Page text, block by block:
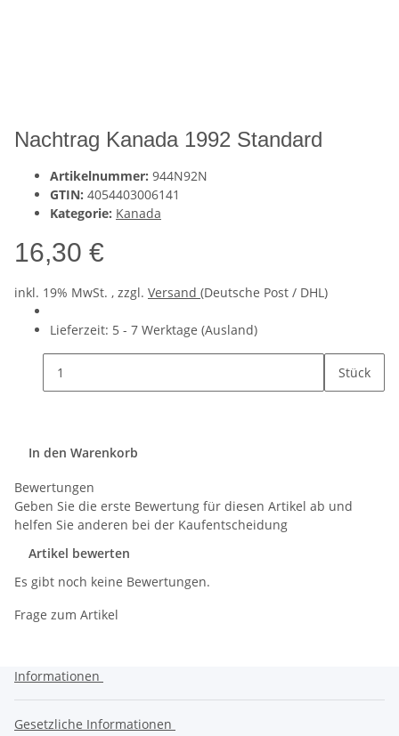
Nachtrag Kanada 1992 Standard
Artikelnummer: 944N92N
GTIN: 4054403006141
Kategorie: Kanada
16,30 €
inkl. 19% MwSt. , zzgl. Versand (Deutsche Post / DHL)
Lieferzeit: 5 - 7 Werktage (Ausland)
Stück
In den Warenkorb
Bewertungen
Geben Sie die erste Bewertung für diesen Artikel ab und
helfen Sie anderen bei der Kaufentscheidung
Artikel bewerten
Es gibt noch keine Bewertungen.
Frage zum Artikel
Informationen
Gesetzliche Informationen